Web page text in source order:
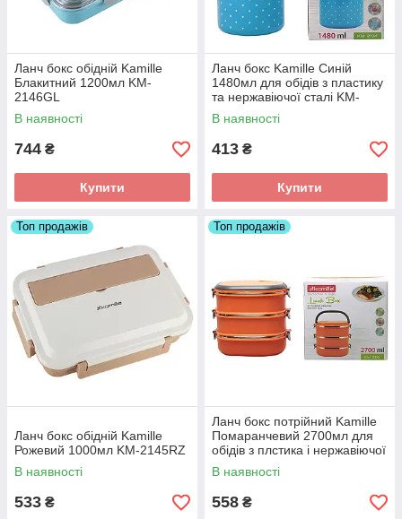
Ланч бокс обідній Kamille
Блакитний 1200мл KM-
2146GL
В наявності
744 ₴
Купити
Ланч бокс Kamille Синій
1480мл для обідів з пластику
та нержавіючої сталі KM-
2104
В наявності
413 ₴
Купити
Топ продажів
Ланч бокс обідній Kamille
Рожевий 1000мл KM-2145RZ
В наявності
533 ₴
Топ продажів
Ланч бокс потрійний Kamille
Помаранчевий 2700мл для
обідів з плстика і нержавіючої
сталі KM-2110
В наявності
558 ₴